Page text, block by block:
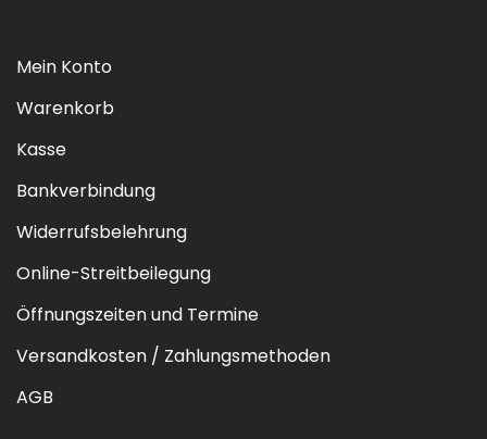
Mein Konto
Warenkorb
Kasse
Bankverbindung
Widerrufsbelehrung
Online-Streitbeilegung
Öffnungszeiten und Termine
Versandkosten / Zahlungsmethoden
AGB